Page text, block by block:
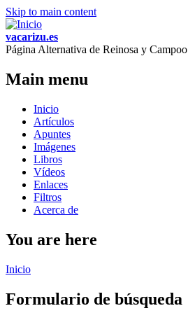
Skip to main content
vacarizu.es
Página Alternativa de Reinosa y Campoo
Main menu
Inicio
Artículos
Apuntes
Imágenes
Libros
Vídeos
Enlaces
Filtros
Acerca de
You are here
Inicio
Formulario de búsqueda